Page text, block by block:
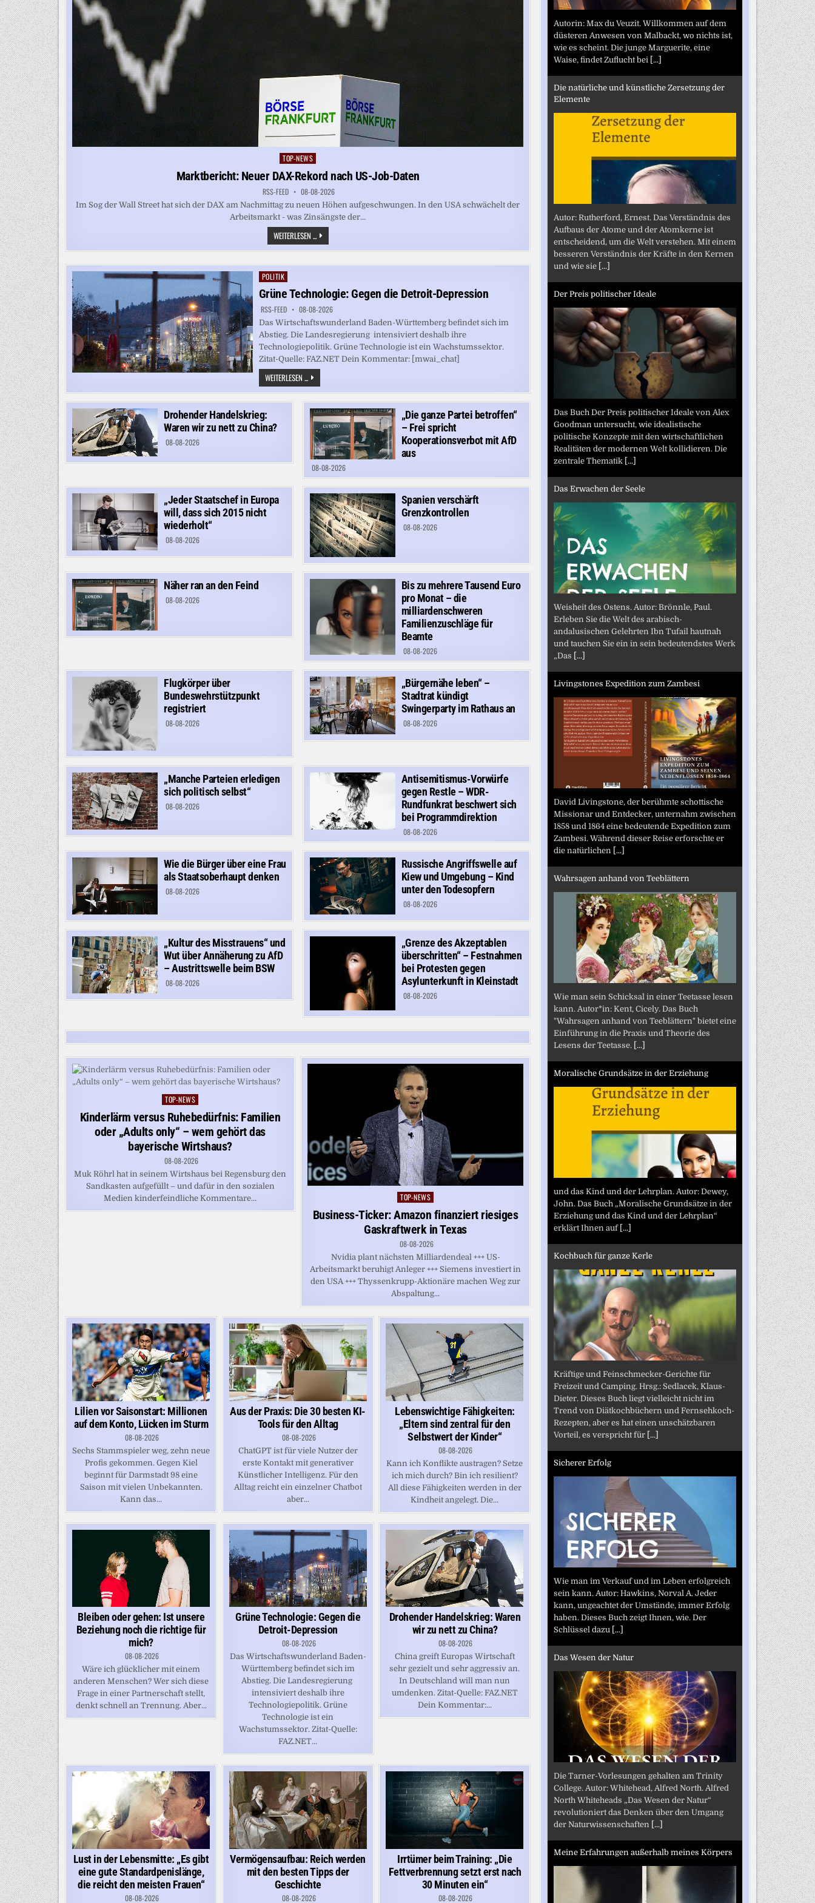
Posted
in
TOP-NEWS
Marktbericht: Neuer DAX-Rekord nach US-Job-Daten
RSS-FEED 08-08-2026
Im Sog der Wall Street hat sich der DAX am Nachmittag zu neuen Höhen aufgeschwungen. In den USA schwächelt der
Arbeitsmarkt - was Zinsängste der...
WEITERLESEN ... MARKTBERICHT:
NEUER
DAX-
NACH
DATEN
Posted
in
POLITIK
Grüne Technologie: Gegen die Detroit-Depression
RSS-FEED 08-08-2026
Das Wirtschaftswunderland Baden-Württemberg befindet sich im
Abstieg. Die Landesregierung intensiviert deshalb ihre
Technologiepolitik. Grüne Technologie ist ein Wachstumssektor.
Zitat-Quelle: FAZ.NET Dein Kommentar: [mwai_chat]
WEITERLESEN ... GRÜNE
TECHNOLOGIE:
GEGEN
DIE
DETROIT-
DEPRESSION
Drohender Handelskrieg:
Waren wir zu nett zu China?
08-08-2026
„Die ganze Partei betroffen“
– Frei spricht
Kooperationsverbot mit AfD
aus
08-08-2026
„Jeder Staatschef in Europa
will, dass sich 2015 nicht
wiederholt“
08-08-2026
Spanien verschärft
Grenzkontrollen
08-08-2026
Näher ran an den Feind
08-08-2026
Bis zu mehrere Tausend Euro
pro Monat – die
milliardenschweren
Familienzuschläge für
Beamte
08-08-2026
Flugkörper über
Bundeswehrstützpunkt
registriert
08-08-2026
„Bürgernähe leben“ –
Stadtrat kündigt
Swingerparty im Rathaus an
08-08-2026
„Manche Parteien erledigen
sich politisch selbst“
08-08-2026
Antisemitismus-Vorwürfe
gegen Restle – WDR-
Rundfunkrat beschwert sich
bei Programmdirektion
08-08-2026
Wie die Bürger über eine Frau
als Staatsoberhaupt denken
08-08-2026
Russische Angriffswelle auf
Kiew und Umgebung – Kind
unter den Todesopfern
08-08-2026
„Kultur des Misstrauens“ und
Wut über Annäherung zu AfD
– Austrittswelle beim BSW
08-08-2026
„Grenze des Akzeptablen
überschritten“ – Festnahmen
bei Protesten gegen
Asylunterkunft in Kleinstadt
08-08-2026
Posted
in
TOP-NEWS
Kinderlärm versus Ruhebedürfnis: Familien
oder „Adults only“ – wem gehört das
bayerische Wirtshaus?
08-08-2026
Muk Röhrl hat in seinem Wirtshaus bei Regensburg den
Sandkasten aufgefüllt – und dafür in den sozialen
Medien kinderfeindliche Kommentare...
Posted
in
TOP-NEWS
Business-Ticker: Amazon finanziert riesiges
Gaskraftwerk in Texas
08-08-2026
Nvidia plant nächsten Milliardendeal +++ US-
Arbeitsmarkt beruhigt Anleger +++ Siemens investiert in
den USA +++ Thyssenkrupp-Aktionäre machen Weg zur
Abspaltung...
Lilien vor Saisonstart: Millionen
auf dem Konto, Lücken im Sturm
08-08-2026
Sechs Stammspieler weg, zehn neue
Profis gekommen. Gegen Kiel
beginnt für Darmstadt 98 eine
Saison mit vielen Unbekannten.
Kann das...
Aus der Praxis: Die 30 besten KI-
Tools für den Alltag
08-08-2026
ChatGPT ist für viele Nutzer der
erste Kontakt mit generativer
Künstlicher Intelligenz. Für den
Alltag reicht ein einzelner Chatbot
aber...
Lebenswichtige Fähigkeiten:
„Eltern sind zentral für den
Selbstwert der Kinder“
08-08-2026
Kann ich Konflikte austragen? Setze
ich mich durch? Bin ich resilient?
All diese Fähigkeiten werden in der
Kindheit angelegt. Die...
Bleiben oder gehen: Ist unsere
Beziehung noch die richtige für
mich?
08-08-2026
Wäre ich glücklicher mit einem
anderen Menschen? Wer sich diese
Frage in einer Partnerschaft stellt,
denkt schnell an Trennung. Aber...
Grüne Technologie: Gegen die
Detroit-Depression
08-08-2026
Das Wirtschaftswunderland Baden-
Württemberg befindet sich im
Abstieg. Die Landesregierung
intensiviert deshalb ihre
Technologiepolitik. Grüne
Technologie ist ein
Wachstumssektor. Zitat-Quelle:
FAZ.NET...
Drohender Handelskrieg: Waren
wir zu nett zu China?
08-08-2026
China greift Europas Wirtschaft
sehr gezielt und sehr aggressiv an.
In Deutschland will man nun
umdenken. Zitat-Quelle: FAZ.NET
Dein Kommentar:...
Lust in der Lebensmitte: „Es gibt
eine gute Standardpenislänge,
die reicht den meisten Frauen“
08-08-2026
Vermögensaufbau: Reich werden
mit den besten Tipps der
Geschichte
08-08-2026
Irrtümer beim Training: „Die
Fettverbrennung setzt erst nach
30 Minuten ein“
08-08-2026
Autorin: Max du Veuzit. Willkommen auf dem
düsteren Anwesen von Malbackt, wo nichts ist,
wie es scheint. Die junge Marguerite, eine
Waise, findet Zuflucht bei [...]
Die natürliche und künstliche Zersetzung der
Elemente
Autor: Rutherford, Ernest. Das Verständnis des
Aufbaus der Atome und der Atomkerne ist
entscheidend, um die Welt verstehen. Mit einem
besseren Verständnis der Kräfte in den Kernen
und wie sie [...]
Der Preis politischer Ideale
Das Buch Der Preis politischer Ideale von Alex
Goodman untersucht, wie idealistische
politische Konzepte mit den wirtschaftlichen
Realitäten der modernen Welt kollidieren. Die
zentrale Thematik [...]
Das Erwachen der Seele
Weisheit des Ostens. Autor: Brönnle, Paul.
Erleben Sie die Welt des arabisch-
andalusischen Gelehrten Ibn Tufail hautnah
und tauchen Sie ein in sein bedeutendstes Werk
„Das [...]
Livingstones Expedition zum Zambesi
David Livingstone, der berühmte schottische
Missionar und Entdecker, unternahm zwischen
1858 und 1864 eine bedeutende Expedition zum
Zambesi. Während dieser Reise erforschte er
die natürlichen [...]
Wahrsagen anhand von Teeblättern
Wie man sein Schicksal in einer Teetasse lesen
kann. Autor*in: Kent, Cicely. Das Buch
"Wahrsagen anhand von Teeblättern" bietet eine
Einführung in die Praxis und Theorie des
Lesens der Teetasse. [...]
Moralische Grundsätze in der Erziehung
und das Kind und der Lehrplan. Autor: Dewey,
John. Das Buch „Moralische Grundsätze in der
Erziehung und das Kind und der Lehrplan“
erklärt Ihnen auf [...]
Kochbuch für ganze Kerle
Kräftige und Feinschmecker-Gerichte für
Freizeit und Camping. Hrsg.: Sedlacek, Klaus-
Dieter. Dieses Buch liegt vielleicht nicht im
Trend von Diätkochbüchern und Fernsehkoch-
Rezepten, aber es hat einen unschätzbaren
Vorteil, es verspricht für [...]
Sicherer Erfolg
Wie man im Verkauf und im Leben erfolgreich
sein kann. Autor: Hawkins, Norval A. Jeder
kann, ungeachtet der Umstände, immer Erfolg
haben. Dieses Buch zeigt Ihnen, wie. Der
Schlüssel dazu [...]
Das Wesen der Natur
Die Tarner-Vorlesungen gehalten am Trinity
College. Autor: Whitehead, Alfred North. Alfred
North Whiteheads „Das Wesen der Natur“
revolutioniert das Denken über den Umgang
der Naturwissenschaften [...]
Meine Erfahrungen außerhalb meines Körpers